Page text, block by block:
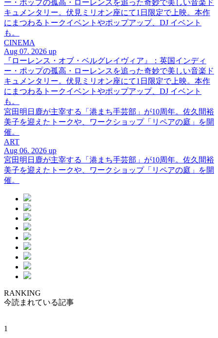
ー・ポップの孤高・ローレンスを追った奇妙で美しい音楽ド
キュメンタリー。伏見ミリオン座にて1日限定で上映。本作
にまつわるトークイベントやポップアップ、DJ イベント
も。
CINEMA
Aug 07. 2026 up
『ローレンス・オブ・ベルグレイヴィア』：英国インディ
ー・ポップの孤高・ローレンスを追った奇妙で美しい音楽ド
キュメンタリー。伏見ミリオン座にて1日限定で上映。本作
にまつわるトークイベントやポップアップ、DJ イベント
も。
宮田明日鹿が主宰する「港まち手芸部」が10周年。佐久間裕
美子を迎えたトークや、ワークショップ「リペアの庭」を開
催。
ART
Aug 06. 2026 up
宮田明日鹿が主宰する「港まち手芸部」が10周年。佐久間裕
美子を迎えたトークや、ワークショップ「リペアの庭」を開
催。
RANKING
今読まれている記事
1